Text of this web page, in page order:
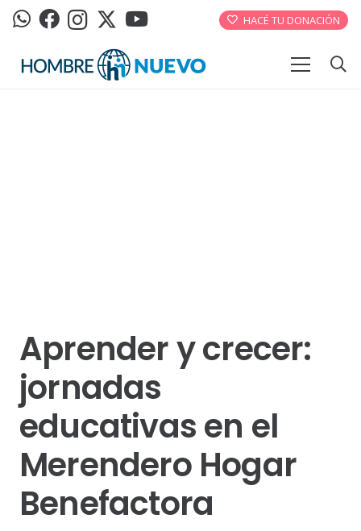
HACÉ TU DONACIÓN
Aprender y crecer:
jornadas
educativas en el
Merendero Hogar
Benefactora